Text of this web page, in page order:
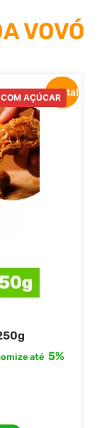
VOVÓ
COM AÇÚCAROferta!
até 5%